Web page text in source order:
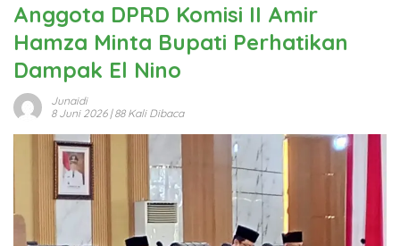
Anggota DPRD Komisi II Amir
Hamza Minta Bupati Perhatikan
Dampak El Nino
Junaidi
8 Juni 2026| 88 Kali Dibaca